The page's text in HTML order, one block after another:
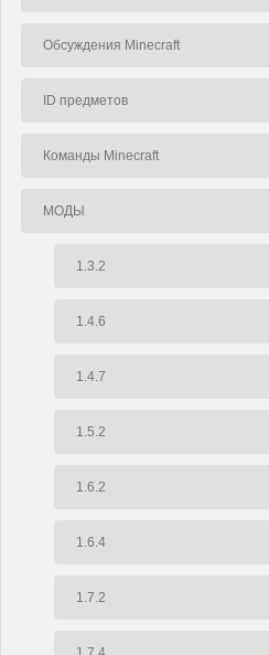
Обсуждения Minecraft
ID предметов
Команды Minecraft
МОДЫ
1.3.2
1.4.6
1.4.7
1.5.2
1.6.2
1.6.4
1.7.2